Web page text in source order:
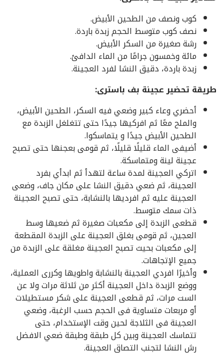
كوب ونصف من الطحين الأبيض.
نصف كوب متوسط الحجم زبدة باردة.
رشة صغيرة من السكر الأبيض.
مائة وخمسون جرامًا من الماء الدافئ.
زبدة باردة، دقيق النشا لفرد العجينة.
طريقة تحضير عجينة بف باسترى:
أحضري وعاء كبير وضعي فيه السكر، الطحين الأبيض،
والملح معًا ثم افركيها جيدًا حتى تتغلغل الزبدة مع
الطحين الأبيض جيدًا و يتماسكوا.
أضيفى الماء قليلًا قليلًا، ثم قومى بعجنها حتى تصبح
عجينة لينة ومتماسكة.
اتركي العجينة لمدة ساعة لتهدأ ثم ابدأي بفرد
العجينة، ثم ضعي دقيق النشا على مكان جاف، وضعى
العجينة عليه ثم افرديها بالنشابة، حتى تصبح العجينة
ذات سمك متوسط.
قطعى الزبدة إلى مكعبات صغيرة ثم ضعيها وسط
العجين، ثم قومى بغلق العجينة على الزبدة المقطعة
إلى مكعبات بحيث تصبح العجينة مغلقة على الزبدة من
جميع الإتجاهات.
وأخيرًا افردي العجينة بالنشابة واطويها وكررى العملية،
ووضع الزبدة داخل العجينة أكثر من ثلاثة مرات ولا عن
الست مرات، ثم قطعى العجينة على شكر مستطيلات
أو مربعات متساوية فى الحجم حسب الرغبة، وضعي
العجينة فى الثلاجة لحين وقت الإستخدام، حتى
تتماسك العجينة وبين كل طبقة وطبقة ضعي الافضل
رش النشا لتجنب التصاق العجينة.